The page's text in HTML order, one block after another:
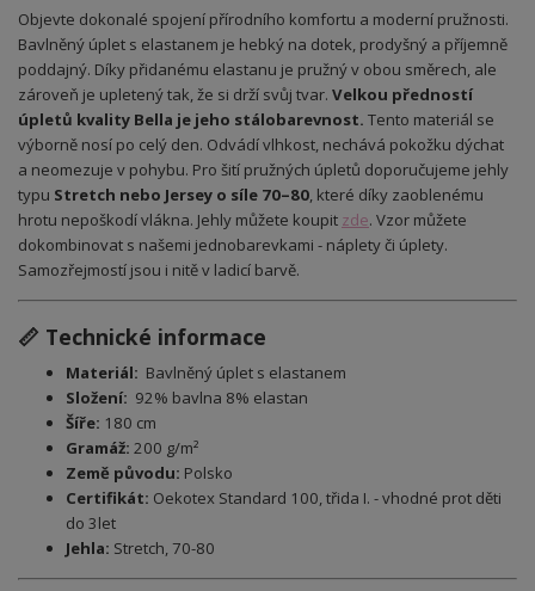
Objevte dokonalé spojení přírodního komfortu a moderní pružnosti.
Bavlněný úplet s elastanem je hebký na dotek, prodyšný a příjemně
poddajný. Díky přidanému elastanu je pružný v obou směrech, ale
zároveň je upletený tak, že si drží svůj tvar. Velkou předností
úpletů kvality Bella je jeho stálobarevnost. Tento materiál se
výborně nosí po celý den. Odvádí vlhkost, nechává pokožku dýchat
a neomezuje v pohybu. Pro šití pružných úpletů doporučujeme jehly
typu Stretch nebo Jersey o síle 70–80, které díky zaoblenému
hrotu nepoškodí vlákna. Jehly můžete koupit zde. Vzor můžete
dokombinovat s našemi jednobarevkami - náplety či úplety.
Samozřejmostí jsou i nitě v ladicí barvě.
📏 Technické informace
Materiál: Bavlněný úplet s elastanem
Složení: 92% bavlna 8% elastan
Šíře: 180 cm
Gramáž: 200 g/m²
Země původu: Polsko
Certifikát: Oekotex Standard 100, třida I. - vhodné prot děti
do 3let
Jehla: Stretch, 70-80